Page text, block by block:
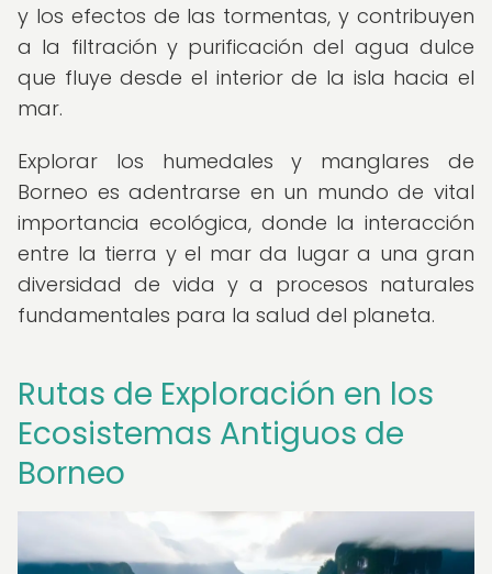
y los efectos de las tormentas, y contribuyen
a la filtración y purificación del agua dulce
que fluye desde el interior de la isla hacia el
mar.
Explorar los humedales y manglares de
Borneo es adentrarse en un mundo de vital
importancia ecológica, donde la interacción
entre la tierra y el mar da lugar a una gran
diversidad de vida y a procesos naturales
fundamentales para la salud del planeta.
Rutas de Exploración en los
Ecosistemas Antiguos de
Borneo